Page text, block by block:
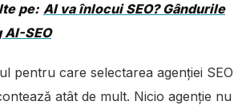
pe: AI va înlocui SEO? Gândurile
SEO
pentru care selectarea agenției SEO
atât de mult. Nicio agenție nu